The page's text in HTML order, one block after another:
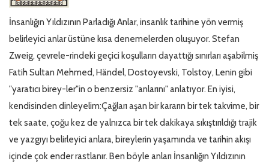
İnsanlığın Yıldızının Parladığı Anlar, insanlık tarihine yön vermiş
belirleyici anlar üstüne kısa denemelerden oluşuyor. Stefan
Zweig, çevrele-rindeki geçici koşulların dayattığı sınırları aşabilmiş
Fatih Sultan Mehmed, Händel, Dostoyevski, Tolstoy, Lenin gibi
"yaratıcı birey-ler"in o benzersiz "anlarını" anlatıyor. En iyisi,
kendisinden dinleyelim:Çağları aşan bir kararın bir tek takvime, bir
tek saate, çoğu kez de yalnızca bir tek dakikaya sıkıştırıldığı trajik
ve yazgıyı belirleyici anlara, bireylerin yaşamında ve tarihin akışı
içinde çok ender rastlanır. Ben böyle anları İnsanlığın Yıldızının